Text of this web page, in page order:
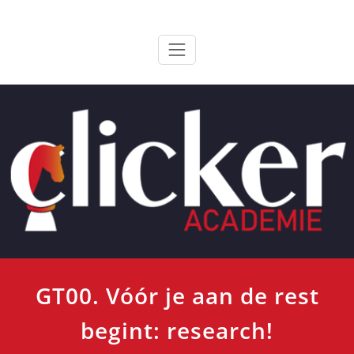
ClickerAcademie
GT00. Vóór je aan de rest
begint: research!